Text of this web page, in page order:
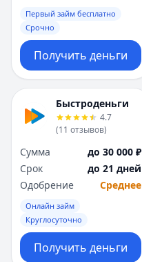
Первый займ бесплатно
Срочно
Получить деньги
Быстроденьги
4.7
(11 отзывов)
Сумма
до 30 000 ₽
Срок
до 21 дней
Одобрение
Среднее
Онлайн займ
Круглосуточно
Получить деньги